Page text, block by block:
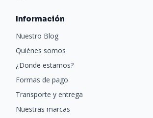
Información
Nuestro Blog
Quiénes somos
¿Donde estamos?
Formas de pago
Transporte y entrega
Nuestras marcas